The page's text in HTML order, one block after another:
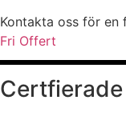
Kontakta oss för
Fri Offert
Certfierade